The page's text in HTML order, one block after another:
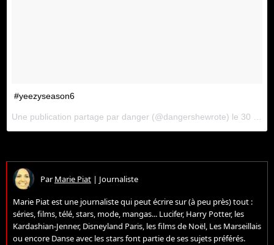
#yeezyseason6
Une publication partage par danger (@dangershewrote) le 30 Janv. 2018 7 :38 PST
ParMarie Piat | Journaliste
Marie Piat est une journaliste qui peut écrire sur (à peu près) tout :
séries, films, télé, stars, mode, mangas... Lucifer, Harry Potter, les
Kardashian-Jenner, Disneyland Paris, les films de Noël, Les Marseillais
ou encore Danse avec les stars font partie de ses sujets préférés.